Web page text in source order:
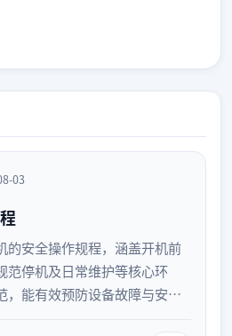
03
的安全操作规程，涵盖开机前
范停机及日常维护等核心环
，能有效预防设备故障与安全